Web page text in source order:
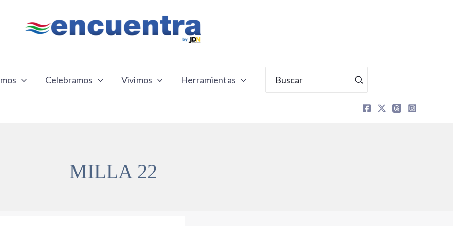
Celebramos Vivimos Herramientas
por:
MILLA 22